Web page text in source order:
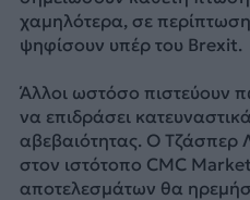
χαμηλότερα, σε
ψηφίσουν υπέρ του Brexit.
Άλλοι ωστόσο πιστεύουν
να επιδράσει
αβεβαιότητας. Ο Τζάσπερ
στον ιστότοπο CMC
αποτελεσμάτων θα